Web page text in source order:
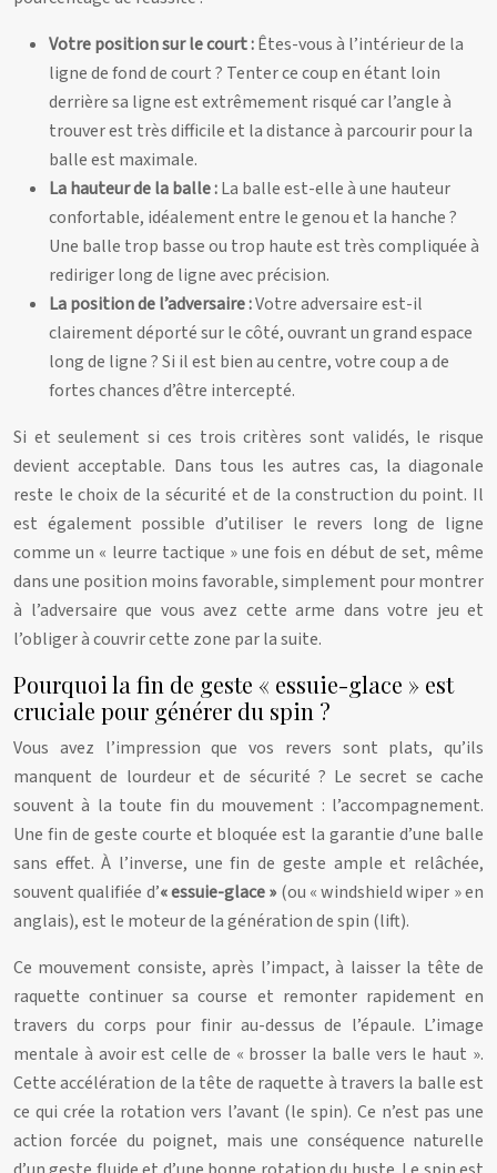
Votre position sur le court :Êtes-vous à l’intérieur de la
ligne de fond de court ? Tenter ce coup en étant loin
derrière sa ligne est extrêmement risqué car l’angle à
trouver est très difficile et la distance à parcourir pour la
balle est maximale.
La hauteur de la balle :La balle est-elle à une hauteur
confortable, idéalement entre le genou et la hanche ?
Une balle trop basse ou trop haute est très compliquée à
rediriger long de ligne avec précision.
La position de l’adversaire :Votre adversaire est-il
clairement déporté sur le côté, ouvrant un grand espace
long de ligne ? Si il est bien au centre, votre coup a de
fortes chances d’être intercepté.
Si et seulement si ces trois critères sont validés, le risque
devient acceptable. Dans tous les autres cas, la diagonale
reste le choix de la sécurité et de la construction du point. Il
est également possible d’utiliser le revers long de ligne
comme un « leurre tactique » une fois en début de set, même
dans une position moins favorable, simplement pour montrer
à l’adversaire que vous avez cette arme dans votre jeu et
l’obliger à couvrir cette zone par la suite.
Pourquoi la fin de geste « essuie-glace » est
cruciale pour générer du spin ?
Vous avez l’impression que vos revers sont plats, qu’ils
manquent de lourdeur et de sécurité ? Le secret se cache
souvent à la toute fin du mouvement : l’accompagnement.
Une fin de geste courte et bloquée est la garantie d’une balle
sans effet. À l’inverse, une fin de geste ample et relâchée,
souvent qualifiée d’« essuie-glace »(ou « windshield wiper » en
anglais), est le moteur de la génération de spin (lift).
Ce mouvement consiste, après l’impact, à laisser la tête de
raquette continuer sa course et remonter rapidement en
travers du corps pour finir au-dessus de l’épaule. L’image
mentale à avoir est celle de « brosser la balle vers le haut ».
Cette accélération de la tête de raquette à travers la balle est
ce qui crée la rotation vers l’avant (le spin). Ce n’est pas une
action forcée du poignet, mais une conséquence naturelle